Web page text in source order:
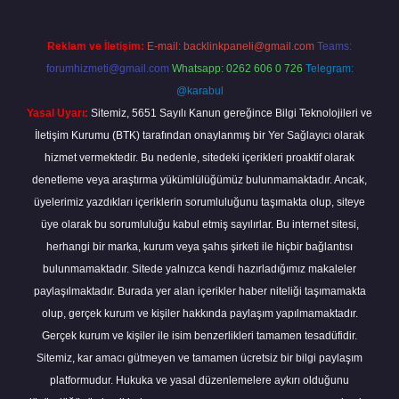
Reklam ve İletişim: E-mail: backlinkpaneli@gmail.com Teams:
forumhizmeti@gmail.com Whatsapp: 0262 606 0 726 Telegram:
@karabul
Yasal Uyarı: Sitemiz, 5651 Sayılı Kanun gereğince Bilgi Teknolojileri ve
İletişim Kurumu (BTK) tarafından onaylanmış bir Yer Sağlayıcı olarak
hizmet vermektedir. Bu nedenle, sitedeki içerikleri proaktif olarak
denetleme veya araştırma yükümlülüğümüz bulunmamaktadır. Ancak,
üyelerimiz yazdıkları içeriklerin sorumluluğunu taşımakta olup, siteye
üye olarak bu sorumluluğu kabul etmiş sayılırlar. Bu internet sitesi,
herhangi bir marka, kurum veya şahıs şirketi ile hiçbir bağlantısı
bulunmamaktadır. Sitede yalnızca kendi hazırladığımız makaleler
paylaşılmaktadır. Burada yer alan içerikler haber niteliği taşımamakta
olup, gerçek kurum ve kişiler hakkında paylaşım yapılmamaktadır.
Gerçek kurum ve kişiler ile isim benzerlikleri tamamen tesadüfidir.
Sitemiz, kar amacı gütmeyen ve tamamen ücretsiz bir bilgi paylaşım
platformudur. Hukuka ve yasal düzenlemelere aykırı olduğunu